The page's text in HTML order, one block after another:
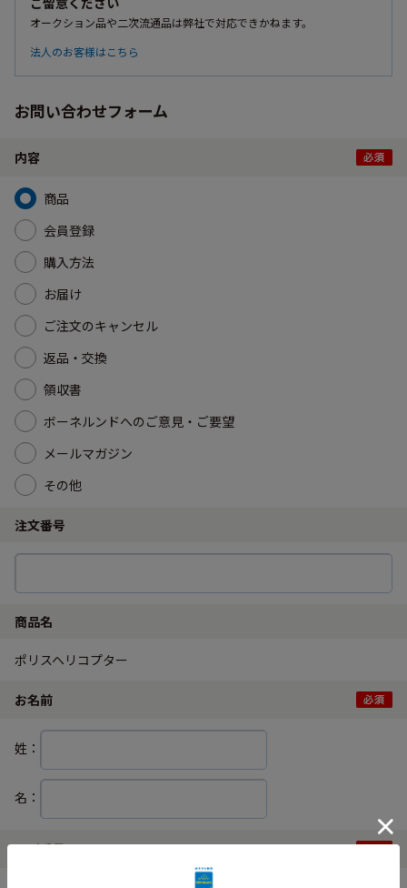
オークション品や二次流通品は弊社で対応できかねます。
法人のお客様はこちら
お問い合わせフォーム
内容
商品
会員登録
購入方法
お届け
ご注文のキャンセル
返品・交換
領収書
ボーネルンドへのご意見・ご要望
メールマガジン
その他
注文番号
商品名
ポリスヘリコプター
お名前
姓：
名：
電話番号